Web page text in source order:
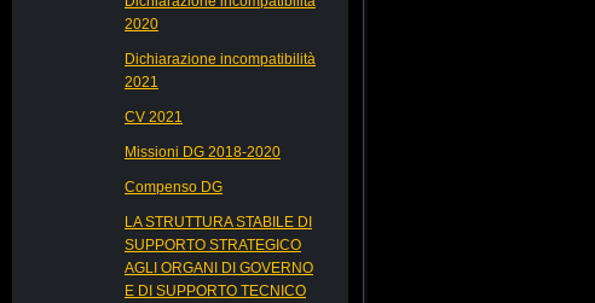
2020
Dichiarazione incompatibilità
2021
CV 2021
Missioni DG 2018-2020
Compenso DG
LA STRUTTURA STABILE DI
SUPPORTO STRATEGICO
AGLI ORGANI DI GOVERNO
E DI SUPPORTO TECNICO